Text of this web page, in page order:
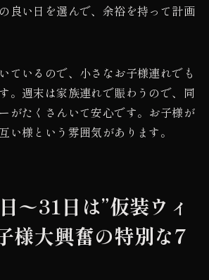
良い日を選んで、余裕を持って計画
ているので、小さなお子様連れでも
。週末は家族連れで賑わうので、同
がたくさんいて安心です。お子様が
い様という雰囲気があります。
〜31日は”仮装ウィ
様大興奮の特別な7